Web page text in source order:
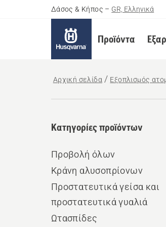
Δάσος & Κήπος – GR, Ελληνικά
Προϊόντα
Αρχική σελίδα Εξοπλισμός
Κατηγορίες προϊόντων
Προβολή όλων
Κράνη αλυσοπρίονων
Προστατευτικά γείσα και
προστατευτικά γυαλιά
Ωτασπίδες